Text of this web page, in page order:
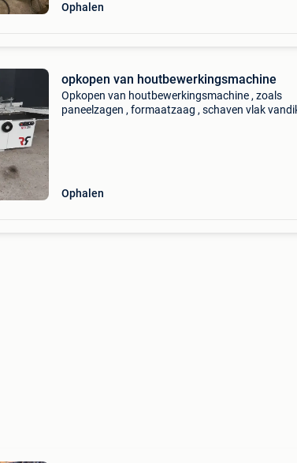
Ophalen
opkopen van houtbewerkingsmachine
Opkopen van houtbewerkingsmachine , zoals
paneelzagen , formaatzaag , schaven vlak
Ophalen